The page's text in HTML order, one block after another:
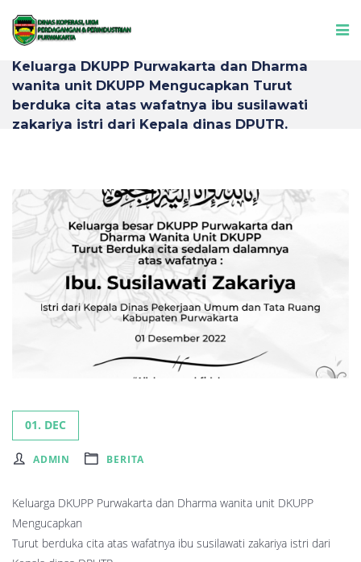
Keluarga DKUPP Purwakarta dan Dharma
wanita unit DKUPP Mengucapkan Turut
berduka cita atas wafatnya ibu susilawati
zakariya istri dari Kepala dinas DPUTR.
01. DEC
ADMIN BERITA
Keluarga DKUPP Purwakarta dan Dharma wanita unit DKUPP
Mengucapkan
Turut berduka cita atas wafatnya ibu susilawati zakariya istri dari